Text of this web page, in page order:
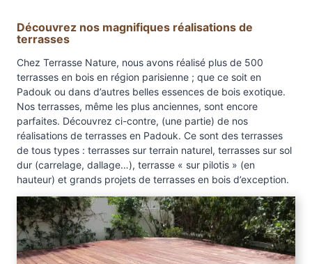
d
u
k
–
s
u
r
c
o
m
m
a
n
Découvrez nos magnifiques réalisations de
terrasses
Chez Terrasse Nature, nous avons réalisé plus de 500
terrasses en bois en région parisienne ; que ce soit en
Padouk ou dans d’autres belles essences de bois exotique.
Nos terrasses, même les plus anciennes, sont encore
parfaites. Découvrez ci-contre, (une partie) de nos
réalisations de terrasses en Padouk. Ce sont des terrasses
de tous types : terrasses sur terrain naturel, terrasses sur sol
dur (carrelage, dallage…), terrasse « sur pilotis » (en
hauteur) et grands projets de terrasses en bois d’exception.